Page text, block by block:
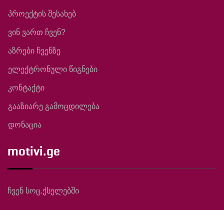
პროექტის შესახებ
ვინ ვართ ჩვენ?
აზრები ჩვენზე
ელექტრონული წიგნები
კონტაქტი
გააზიარე გამოცდილება
დონაცია
motivi.ge
ჩვენ სოც.ქსელებში